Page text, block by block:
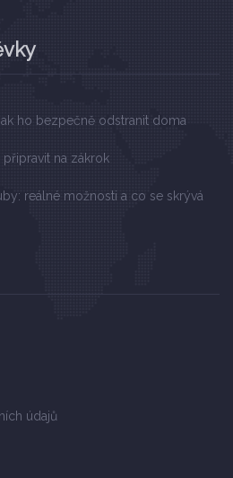
ho bezpečně odstranit doma
připravit na zákrok
reálné možnosti a co se skrývá
údajů